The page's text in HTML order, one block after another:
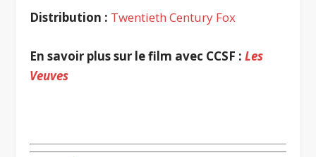
Distribution : Twentieth Century Fox
En savoir plus sur le film avec CCSF :Les
Veuves